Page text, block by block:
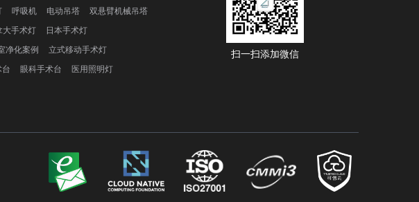
呼吸机 电动吊塔
双悬臂机械吊塔
大手术灯
日本手术灯
净化案例
立式移动手术灯
眼科手术台
医用照明灯
扫一扫添加微信